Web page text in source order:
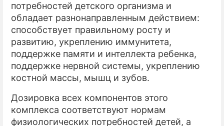
потребностей детского организма и
обладает разнонаправленным действием:
способствует правильному росту и
развитию, укреплению иммунитета,
поддержке памяти и интеллекта ребенка,
поддержке нервной системы, укреплению
костной массы, мышц и зубов.
Дозировка всех компонентов этого
комплекса соответствуют нормам
физиологических потребностей детей, а